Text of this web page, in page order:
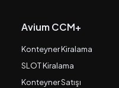
Avium CCM+
Konteyner Kiralama
SLOT Kiralama
Konteyner Satışı